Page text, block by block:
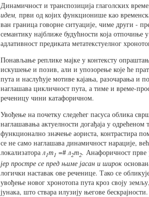
Динамичност и транспозиција глаголских
идем, први од којих функционише као
ван граница говорне ситуације, чиме други -
семантику најближе будућности која отпочиње
адлативност предиката метатекстуелног
Понављање реплике мајке у контексту
искушење и позив, али и упозорење које ће
пута и наслућује мотиве кајања, разочарања и
наглашава цикличност пута, а тиме и време-
реченицу чини катафоричном.
Увођење на почетку следећег пасуса облика
наглашавања актуелности догађаја у
функционално значење аориста, контрастира
се не само наглашава динамичност нарације, већ
локализаторал1т1 =#л2т2. Анафоричност прве
јер простре се пред њиме јасан и широк
логички наставак ове реченице. Тако се
увођење новог хронотопа пута кроз своју
јунака, што ствара илузију његове бескрајности.